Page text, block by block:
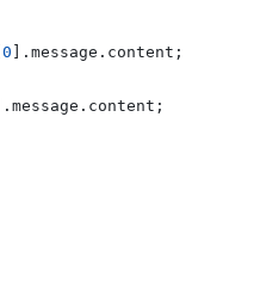
0 ]. message . content ;
]. message . content ;